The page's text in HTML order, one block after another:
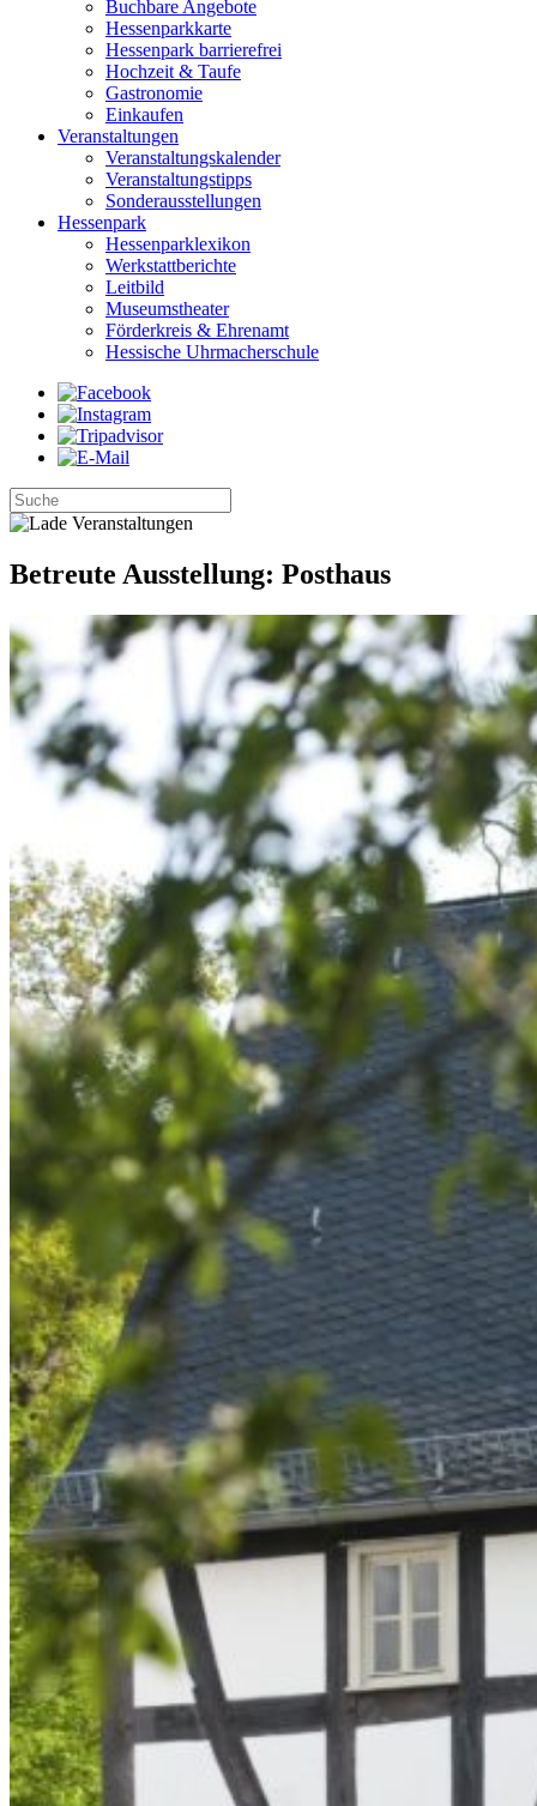
Buchbare Angebote
Hessenparkkarte
Hessenpark barrierefrei
Hochzeit & Taufe
Gastronomie
Einkaufen
Veranstaltungen
Veranstaltungskalender
Veranstaltungstipps
Sonderausstellungen
Hessenpark
Hessenparklexikon
Werkstattberichte
Leitbild
Museumstheater
Förderkreis & Ehrenamt
Hessische Uhrmacherschule
Betreute Ausstellung: Posthaus